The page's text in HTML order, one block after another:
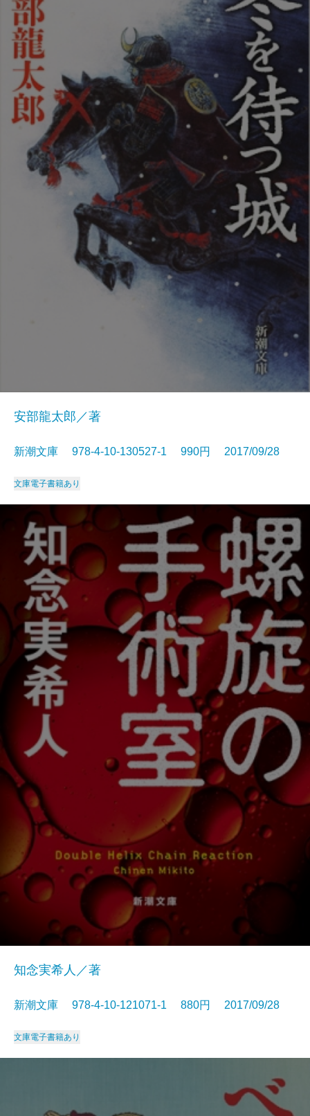
安部龍太郎／著
新潮文庫 978-4-10-130527-1 990円 2017/09/28
文庫電子書籍あり
知念実希人／著
新潮文庫 978-4-10-121071-1 880円 2017/09/28
文庫電子書籍あり